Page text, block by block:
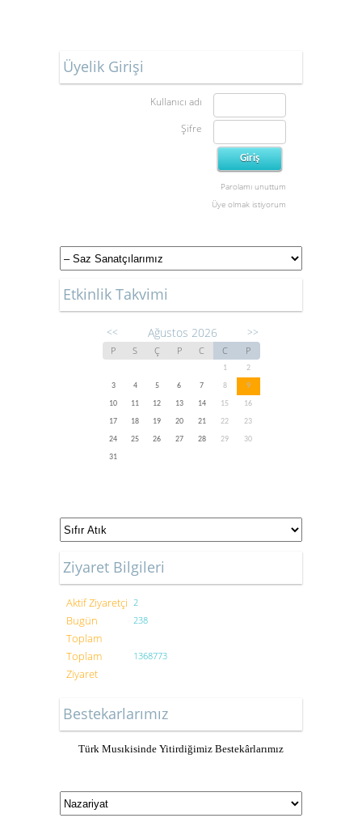
Üyelik Girişi
Kullanıcı adı
Şifre
Parolamı unuttum
Üye olmak istiyorum
Etkinlik Takvimi
<< Ağustos 2026 >>
P S Ç P C C P
1
2
3
4 5 6 7 8
9
10
11 12 13 14 15
16
17
18 19 20 21 22
23
24
25 26 27 28 29
30
31
Ziyaret Bilgileri
Aktif Ziyaretçi 2
Bugün
Toplam
238
Toplam
Ziyaret
1368773
Bestekarlarımız
Türk Musıkisinde Yitirdiğimiz Bestekârlarımız